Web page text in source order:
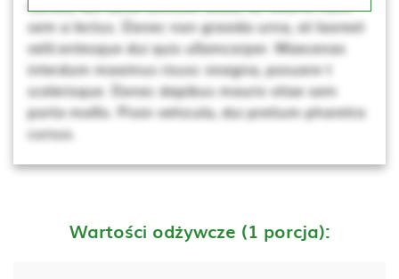
sem a lectus. Donec non gravida urna, at laoreet
velit.entesque dui quis ullamcorper. Maecenas
interdum maximus risusc vivagna, posuere t
scelerisque. Donec dapibus mauris vitae sem
porta mollis. Proin vehicula, dui pretium pharetra
cursus.
Wartości odżywcze (1 porcja):